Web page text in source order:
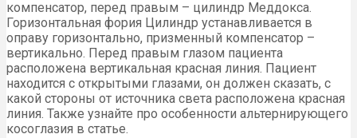
компенсатор, перед правым – цилиндр Меддокса.
Горизонтальная фория Цилиндр устанавливается в
оправу горизонтально, призменный компенсатор –
вертикально. Перед правым глазом пациента
расположена вертикальная красная линия. Пациент
находится с открытыми глазами, он должен сказать, с
какой стороны от источника света расположена красная
линия. Также узнайте про особенности альтернирующего
косоглазия в статье.